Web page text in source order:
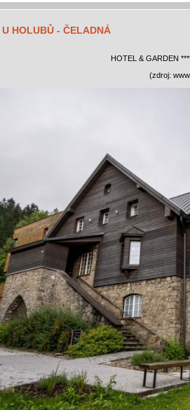
HOLUBŮ - ČELADNÁ
HOTEL & GARDEN
(zdroj: